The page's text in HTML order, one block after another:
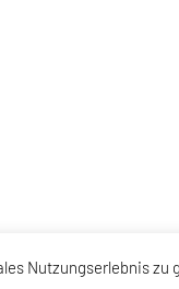
Nutzungserlebnis zu